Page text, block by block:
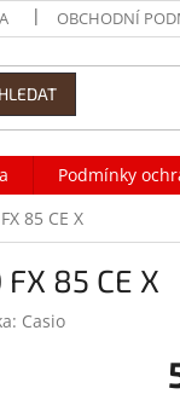
OBCHODNÍ
HLEDAT
Podmínky
85 CE X
85 CE X
Casio